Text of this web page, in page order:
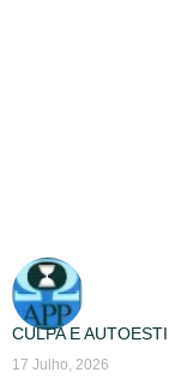
CULPA E
17 Julho, 2026